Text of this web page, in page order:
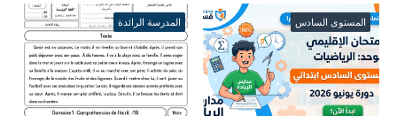
المستوى السادس المدرسة الرائدة